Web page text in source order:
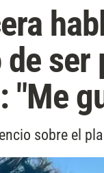
"Me
sobre el